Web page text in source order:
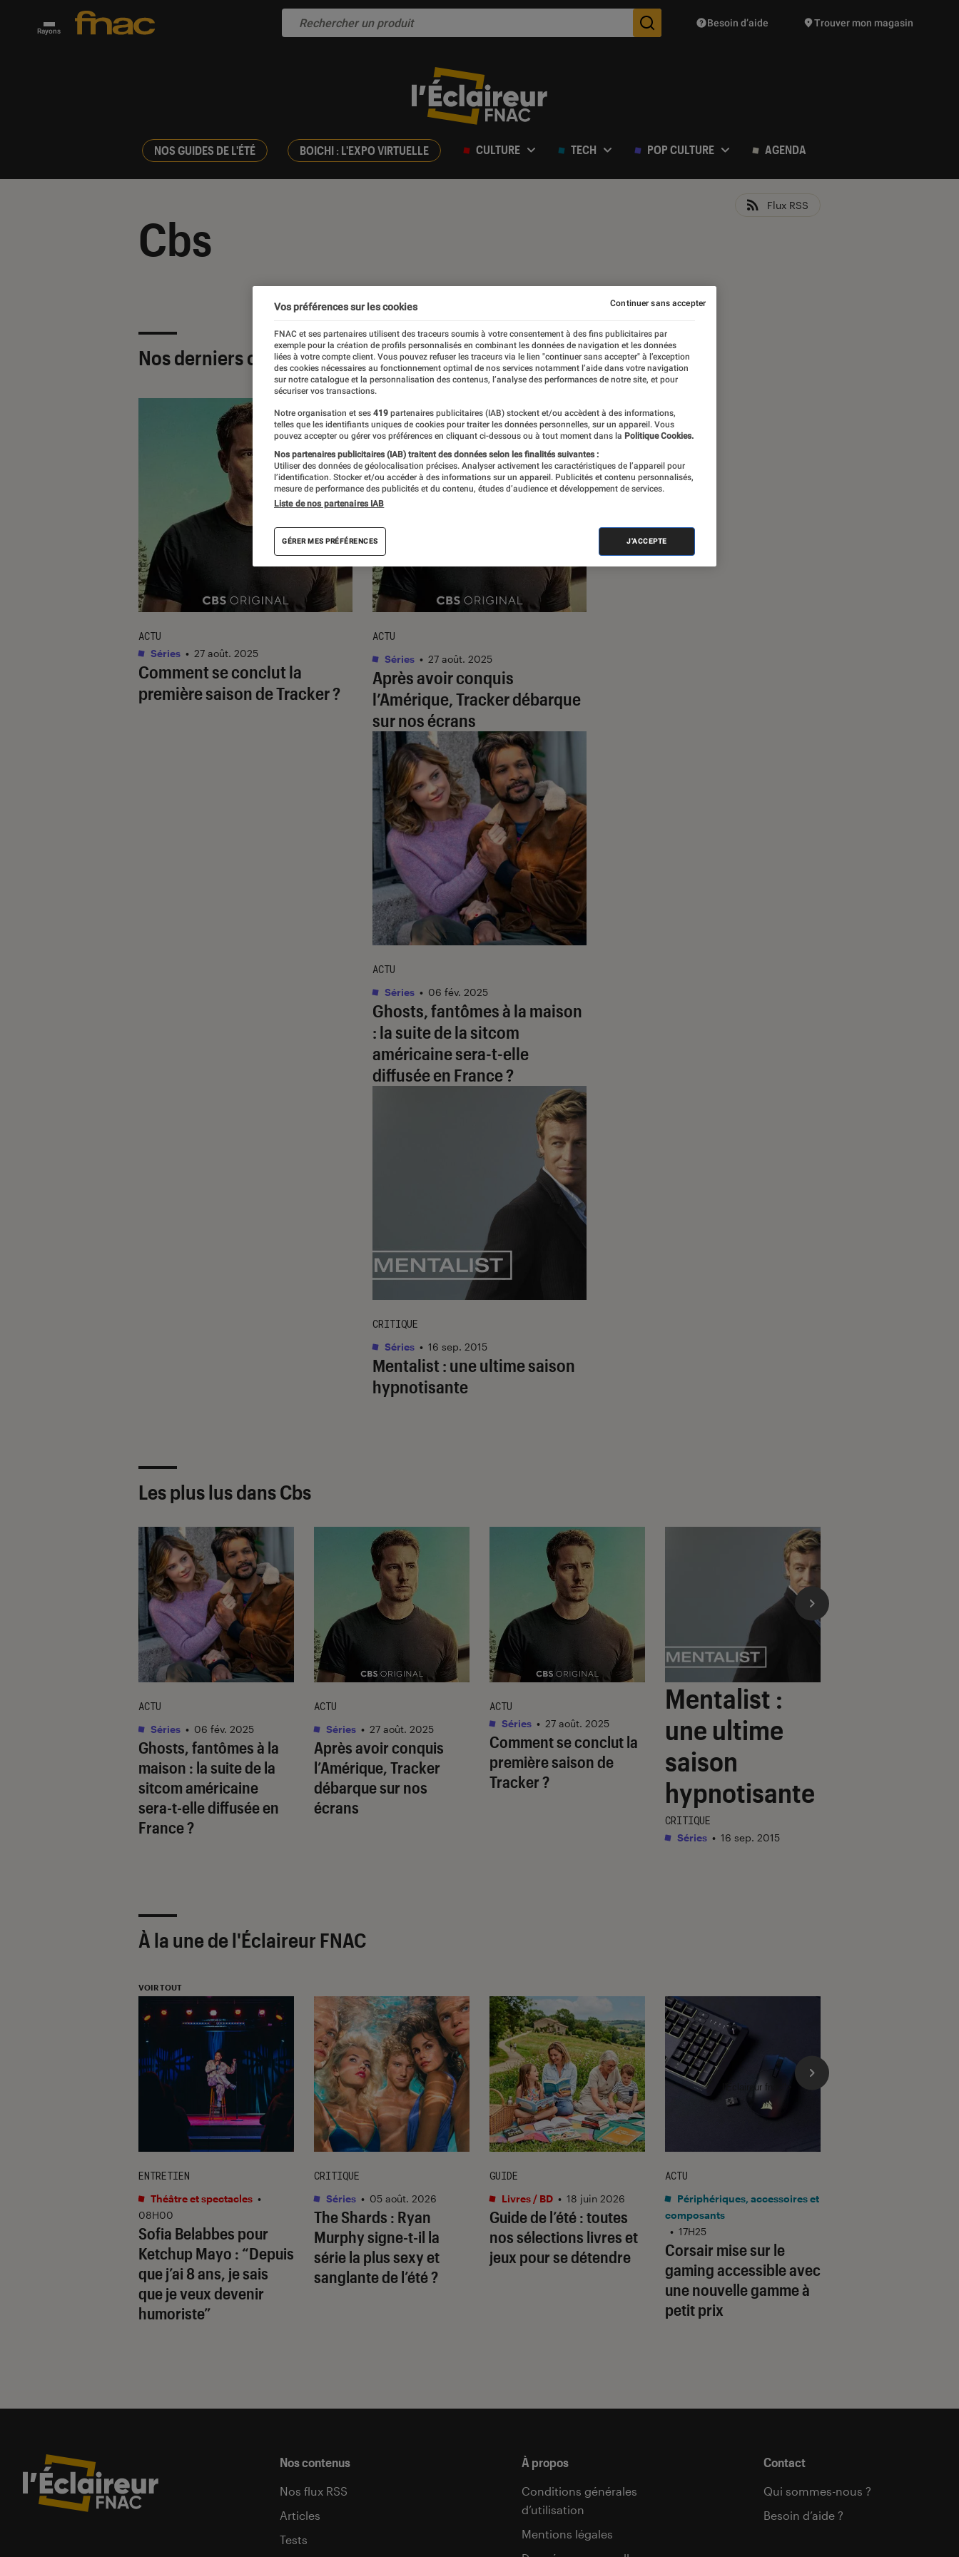
Rayons Des suggestions de produits vont vous être proposées
Besoin d’aide Trouver mon magasin
NOS GUIDES DE L'ÉTÉ BOICHI : L'EXPO VIRTUELLE CULTURE TECH POP CULTURE AGENDA
Cbs
Flux RSS
Nos derniers contenus
Comment se conclut la
première saison deTracker ?
ACTU
Séries • 27 août. 2025
Après avoir conquis
l’Amérique,Trackerdébarque
sur nos écrans
ACTU
Séries • 27 août. 2025
Ghosts, fantômes à la maison
: la suite de la sitcom
américaine sera-t-elle
diffusée en France ?
ACTU
Séries • 06 fév. 2025
Mentalist : une ultime saison
hypnotisante
CRITIQUE
Séries • 16 sep. 2015
Les plus lus dans Cbs
Ghosts, fantômes à la
maison : la suite de la
sitcom américaine
sera-t-elle diffusée en
France ?
ACTU
Séries • 06 fév. 2025
Après avoir conquis
l’Amérique, Tracker
débarque sur nos
écrans
ACTU
Séries • 27 août. 2025
Comment se conclut la
première saison de
Tracker ?
ACTU
Séries • 27 août. 2025
Mentalist :
une ultime
saison
hypnotisante
CRITIQUE
Séries • 16 sep. 2015
À la une de l'Éclaireur FNAC
VOIR TOUT
Sofia Belabbes pour
Ketchup Mayo : “Depuis
que j’ai 8 ans, je sais
que je veux devenir
humoriste”
ENTRETIEN
Théâtre et spectacles •
08H00
The Shards : Ryan
Murphy signe-t-il la
série la plus sexy et
sanglante de l’été ?
CRITIQUE
Séries • 05 août. 2026
Guide de l’été : toutes
nos sélections livres et
jeux pour se détendre
GUIDE
Livres / BD • 18 juin 2026
Corsair mise sur le
gaming accessible avec
une nouvelle gamme à
petit prix
ACTU
Périphériques, accessoires et
composants
• 17H25
l'Éclaireur fnac">
Nos contenus
Nos flux RSS
Articles
Tests
À propos
Conditions générales
d’utilisation
Mentions légales
Contact
Qui sommes-nous ?
Besoin d’aide ?
Vos préférences sur les cookies
FNAC et ses partenaires utilisent des traceurs soumis à votre consentement à des fins publicitaires par
exemple pour la création de profils personnalisés en combinant les données de navigation et les données
liées à votre compte client. Vous pouvez refuser les traceurs via le lien "continuer sans accepter" à l’exception
des cookies nécessaires au fonctionnement optimal de nos services notamment l’aide dans votre navigation
sur notre catalogue et la personnalisation des contenus, l’analyse des performances de notre site, et pour
sécuriser vos transactions.
Notre organisation et ses 419 partenaires publicitaires (IAB) stockent et/ou accèdent à des informations,
telles que les identifiants uniques de cookies pour traiter les données personnelles, sur un appareil. Vous
pouvez accepter ou gérer vos préférences en cliquant ci-dessous ou à tout moment dans la Politique Cookies.
Nos partenaires publicitaires (IAB) traitent des données selon les finalités suivantes :
Utiliser des données de géolocalisation précises. Analyser activement les caractéristiques de l’appareil pour
l’identification. Stocker et/ou accéder à des informations sur un appareil. Publicités et contenu personnalisés,
mesure de performance des publicités et du contenu, études d’audience et développement de services.
Liste de nos partenaires IAB
GÉRER MES PRÉFÉRENCES J'ACCEPTE
Continuer sans accepter